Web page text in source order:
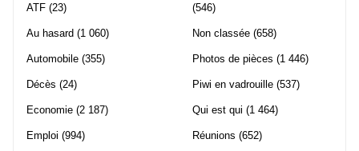
ATF (23)
Au hasard (1 060)
Automobile (355)
Décès (24)
Economie (2 187)
Emploi (994)
(546)
Non classée (658)
Photos de pièces (1 446)
Piwi en vadrouille (537)
Qui est qui (1 464)
Réunions (652)